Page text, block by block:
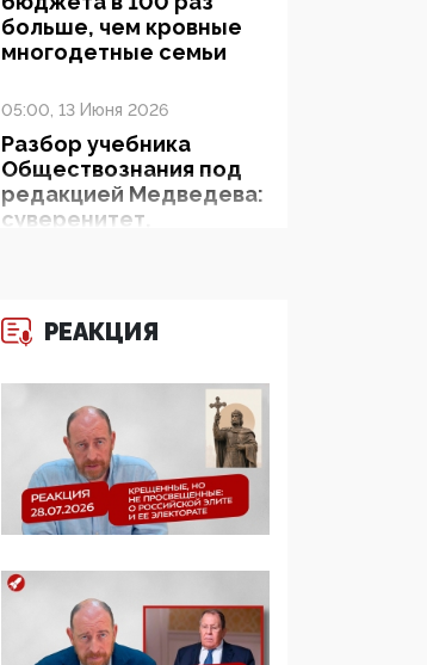
больше, чем кровные
многодетные семьи
05:00, 13 Июня 2026
Разбор учебника
Обществознания под
редакцией Медведева:
суверенитет,
11:53, 09 Июня 2026
Прокуратура наконец
увидела
экстремистскую
деятельность ИИТО
ЮНЕСКО в России, но
цифроглобалисты
продолжают
образовании
09:43, 01 Июня 2026
РЕАКЦИЯ